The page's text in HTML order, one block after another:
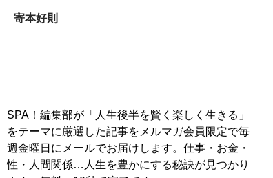
寄本好則
SPA！編集部が「人生後半を賢く楽しく生きる」
をテーマに厳選した記事をメルマガ会員限定で毎
週金曜日にメールでお届けします。仕事・お金・
性・人間関係…人生を豊かにする秘訣が見つかり